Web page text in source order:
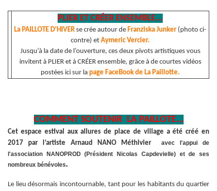
PLIER ET CRÉER ENSEMBLE...
La PAILLOTE D’HIVER se crée autour de Franziska Junker (photo ci-
contre) et Aymeric Vercier.
Jusqu’à la date de l’ouverture, ces deux pivots artistiques vous
invitent à PLIER et à CRÉER ensemble, grâce à de courtes vidéos
postées ici sur la page FaceBook de La Paillotte.
COMMENT SOUTENIR LA PAILLOTE...
Cet espace estival aux allures de place de village a été créé en
2017 par l’artiste Arnaud NANO Méthivier avec l'appui de
l'association NANOPROD (Président Nicolas Capdevielle) et de ses
nombreux bénévoles.
Le lieu désormais incontournable, tant pour les habitants du quartier